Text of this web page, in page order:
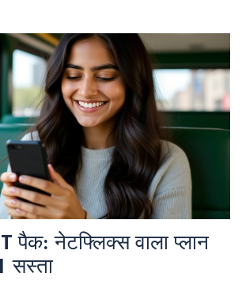
पैक: नेटफ्लिक्स वाला प्लान
सस्ता